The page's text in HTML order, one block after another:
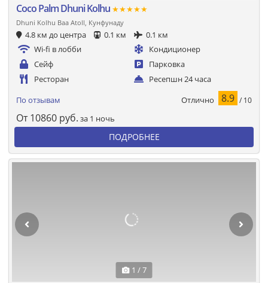
Coco Palm Dhuni Kolhu ★★★★★
Dhuni Kolhu Baa Atoll, Кунфунаду
4.8 км до центра 0.1 км
0.1 км
Wi-fi в лобби
Кондиционер
Сейф
Парковка
Ресторан
Ресепшн 24 часа
По отзывам Отлично 8.9 / 10
От 10860 руб. за 1 ночь
ПОДРОБНЕЕ
1 / 7